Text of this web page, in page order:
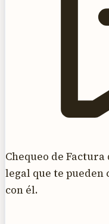
Chequeo de
legal que te
con él.